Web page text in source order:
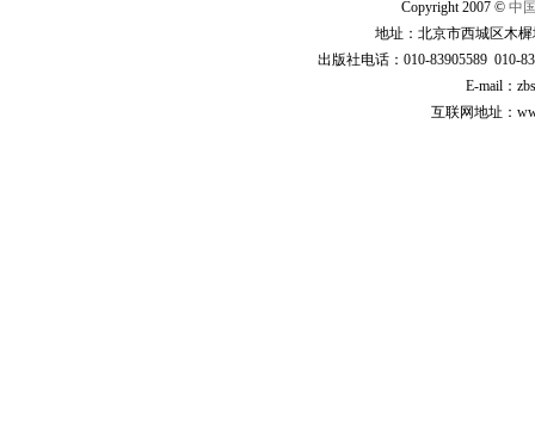
Copyright 2007 © 中
地址：北京市西城区木
出版社电话：010-83905589 010-
E-mail：
互联网地址：